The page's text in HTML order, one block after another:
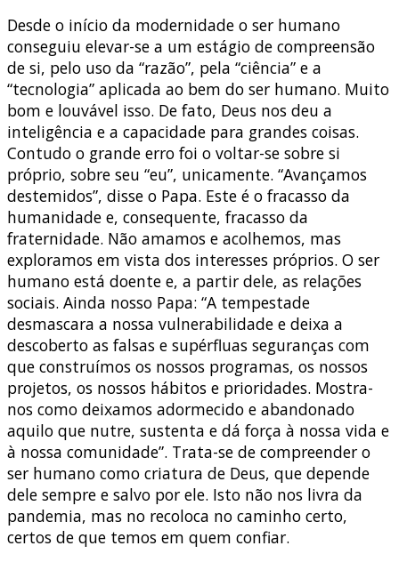
Desde o início da modernidade o ser humano
conseguiu elevar-se a um estágio de compreensão
de si, pelo uso da “razão”, pela “ciência” e a
“tecnologia” aplicada ao bem do ser humano. Muito
bom e louvável isso. De fato, Deus nos deu a
inteligência e a capacidade para grandes coisas.
Contudo o grande erro foi o voltar-se sobre si
próprio, sobre seu “eu”, unicamente. “Avançamos
destemidos”, disse o Papa. Este é o fracasso da
humanidade e, consequente, fracasso da
fraternidade. Não amamos e acolhemos, mas
exploramos em vista dos interesses próprios. O ser
humano está doente e, a partir dele, as relações
sociais. Ainda nosso Papa: “A tempestade
desmascara a nossa vulnerabilidade e deixa a
descoberto as falsas e supérfluas seguranças com
que construímos os nossos programas, os nossos
projetos, os nossos hábitos e prioridades. Mostra-
nos como deixamos adormecido e abandonado
aquilo que nutre, sustenta e dá força à nossa vida e
à nossa comunidade”. Trata-se de compreender o
ser humano como criatura de Deus, que depende
dele sempre e salvo por ele. Isto não nos livra da
pandemia, mas no recoloca no caminho certo,
certos de que temos em quem confiar.